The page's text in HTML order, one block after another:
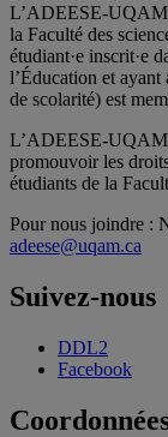
L’ADEESE-UQAM
la Faculté des
étudiant·e inscrit·e
l’Éducation et ayant
de scolarité) est
L’ADEESE-UQAM
promouvoir les
étudiants de la
Pour nous joindre :
adeese@uqam.ca
Suivez-nous
DDL2
Facebook